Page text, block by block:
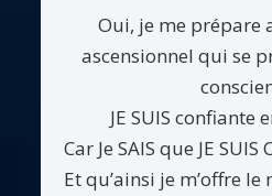
Oui, je me prépare
ascensionnel qui se
JE SUIS confiante
Car Je SAIS que JE
Et qu’ainsi je m’offre